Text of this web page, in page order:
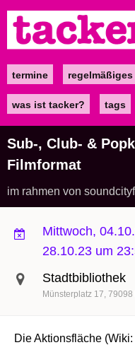
zum
Inhalt
Maintermine regelmäßiges
was ist tacker? tags
Sub-, Club- &
Filmformat
im rahmen von
Mittwoch,
28.10.23 um
Stadtbibliothek
Münsterplatz 17 79098
Die Aktionsfläche